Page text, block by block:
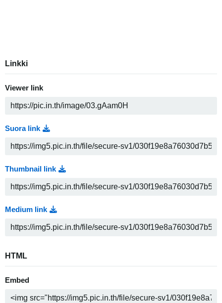
Linkki
Viewer link
Suora link
Thumbnail link
Medium link
HTML
Embed